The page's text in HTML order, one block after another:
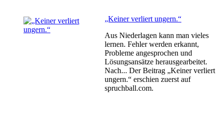
„Keiner verliert ungern.“
Aus Niederlagen kann man vieles
lernen. Fehler werden erkannt,
Probleme angesprochen und
Lösungsansätze herausgearbeitet.
Nach... Der Beitrag „Keiner verliert
ungern.“ erschien zuerst auf
spruchball.com.